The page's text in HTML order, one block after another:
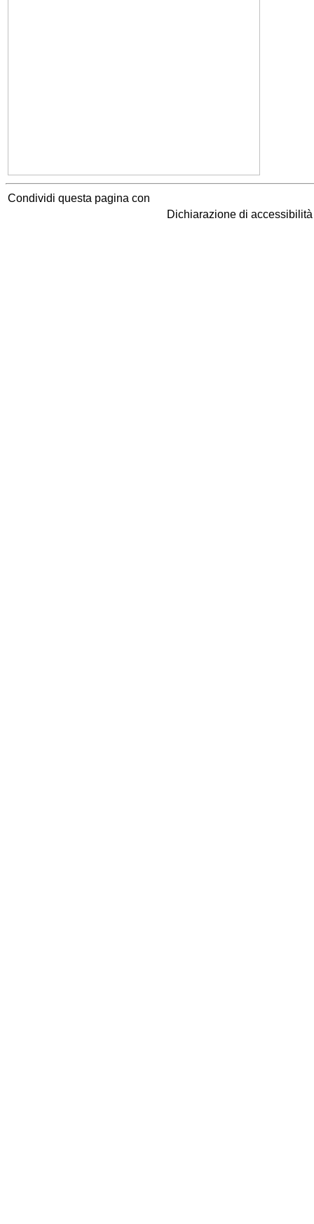
Condividi questa pagina con
Dichiarazione di